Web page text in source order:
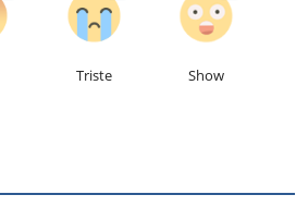
Triste Show